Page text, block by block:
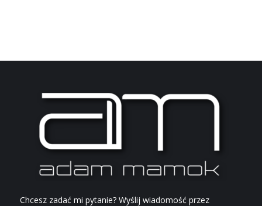
Chcesz zadać mi pytanie? Wyślij wiadomość przez